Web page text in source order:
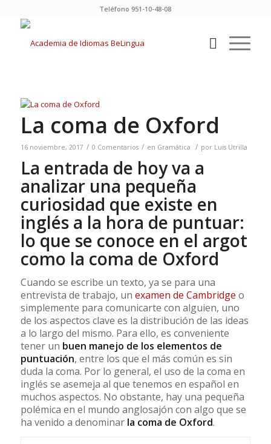
Teléfono 951-10-48-08
La coma de Oxford
16 noviembre, 2017 / 0 Comentarios / en Gramática / por Luis Utrilla
La entrada de hoy va a
analizar una pequeña
curiosidad que existe en
inglés a la hora de puntuar:
lo que se conoce en el argot
como la coma de Oxford
Cuando se escribe un texto, ya se para una
entrevista de trabajo, un examen de Cambridge o
simplemente para comunicarte con alguien, uno
de los aspectos clave es la distribución de las ideas
a lo largo del mismo. Para ello, es conveniente
tener un buen manejo de los elementos de
puntuación, entre los que el más común es sin
duda la coma. Por lo general, el uso de la coma en
inglés se asemeja al que tenemos en español en
muchos aspectos. No obstante, hay una pequeña
polémica en el mundo anglosajón con algo que se
ha venido a denominarla coma de Oxford.